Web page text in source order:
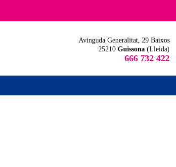
Avinguda Generalitat, 29 Baixos
25210 Guissona (Lleida)
666 732 422